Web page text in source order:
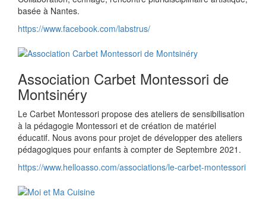
basée à Nantes.
https://www.facebook.com/labstrus/
Association Carbet Montessori de
Montsinéry
Le Carbet Montessori propose des ateliers de sensibilisation
à la pédagogie Montessori et de création de matériel
éducatif. Nous avons pour projet de développer des ateliers
pédagogiques pour enfants à compter de Septembre 2021.
https://www.helloasso.com/associations/le-carbet-montessori